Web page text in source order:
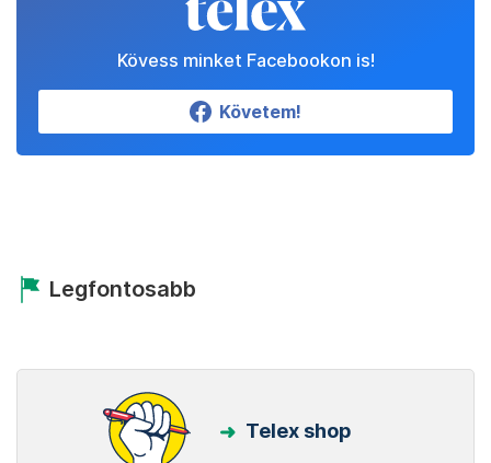
Kövess minket Facebookon is!
Követem!
Legfontosabb
Telex shop